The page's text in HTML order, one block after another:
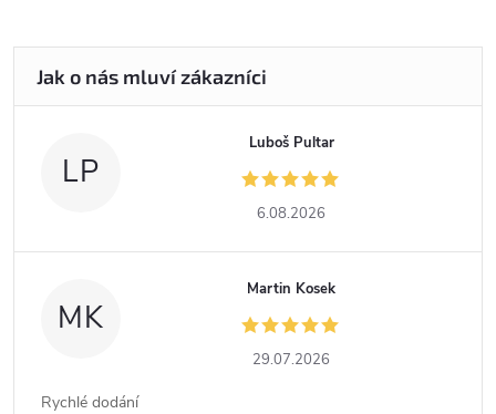
LP
Luboš Pultar
6.08.2026
MK
Martin Kosek
29.07.2026
Rychlé dodání